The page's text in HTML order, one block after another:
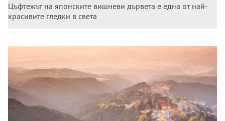
Цъфтежът на японските вишневи дървета е една от най-
красивите гледки в света